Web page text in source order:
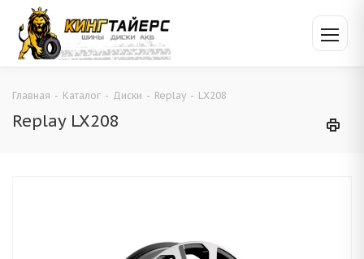
Главная - Каталог - Диски - Replay - LX208
Replay LX208